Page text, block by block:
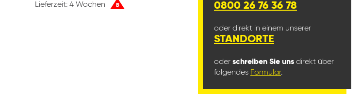
Lieferzeit: 4 Wochen B 0800 26 76 36 78
oder direkt in einem unserer
STANDORTE
oder schreiben Sie uns direkt über
folgendes Formular.